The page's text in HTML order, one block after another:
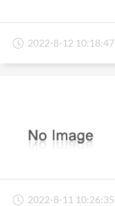
2022-8-12 10:18:47
2022-8-11 10:26:35